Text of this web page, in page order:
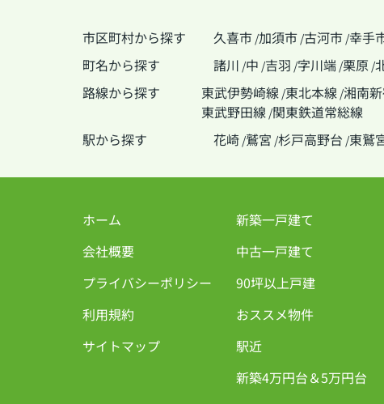
市区町村から探す 久喜市 /加須市 /古河市 /幸手
町名から探す 諸川 /中 /吉羽 /字川端 /栗原 /
路線から探す
東武伊勢崎線 /東北本線 /湘南
東武野田線 /関東鉄道常総線
駅から探す
花崎 /鷲宮 /杉戸高野台 /東鷲
ホーム
会社概要
プライバシーポリシー
利用規約
サイトマップ
新築一戸建て
中古一戸建て
90坪以上戸建
おススメ物件
駅近
新築4万円台＆5万円台